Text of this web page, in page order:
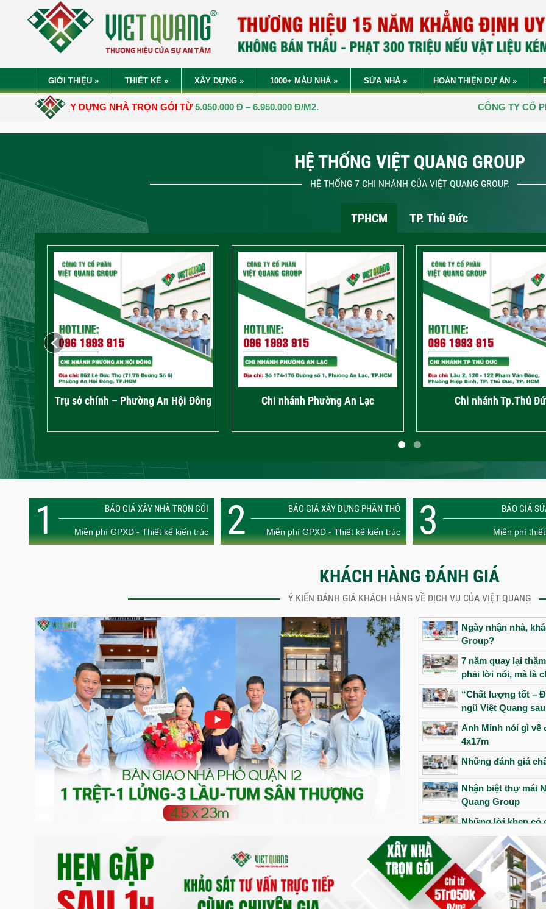
GIỚI THIỆU » THIẾT KẾ » XÂY DỰNG » 1000+ MẪU NHÀ » SỬA NHÀ » HOÀN THIỆN DỰ ÁN »
DỰNG NHÀ TRỌN GÓI TỪ 5.050.000 Đ – 6.950.000 Đ/M2. VIỆT QUANG
HỆ THỐNG VIỆT QUANG GROUP
HỆ THỐNG 7 CHI NHÁNH CỦA VIỆT QUANG GROUP.
TPHCM TP. Thủ Đức
Trụ sở chính – Phường An Hội Đông Chi nhánh Phường An Lạc Chi nhánh Tp.Thủ
1 BÁO GIÁ XÂY NHÀ TRỌN GÓI
Miễn phí GPXD - Thiết kế kiến trúc 2 BÁO GIÁ XÂY DỰNG PHẦN THÔ
Miễn phí GPXD - Thiết kế kiến trúc 3 BÁO GIÁ
Miễn phí
KHÁCH HÀNG ĐÁNH GIÁ
Ý KIẾN ĐÁNH GIÁ KHÁCH HÀNG VỀ DỊCH VỤ CỦA VIỆT QUANG
Ngày nhận nhà,
Group?
7 năm quay lại
phải lời nói, mà là
“Chất lượng tốt –
ngũ Việt Quang
Anh Minh nói gì về
4x17m
Những đánh giá
Nhận biệt thự mái
Quang Group
Những lời khen có
công của đội ngũ
Bàn giao siêu
Tổ ấm đầu tiên
ra sao?